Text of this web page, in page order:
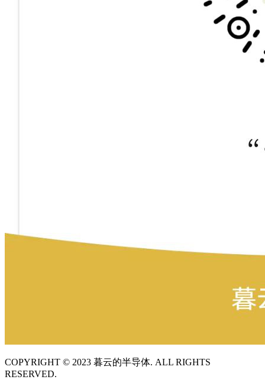
COPYRIGHT © 2023 暮云的半导体. ALL RIGHTS
RESERVED.